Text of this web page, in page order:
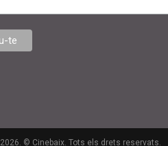
2026. © Cinebaix. Tots els drets reservats.